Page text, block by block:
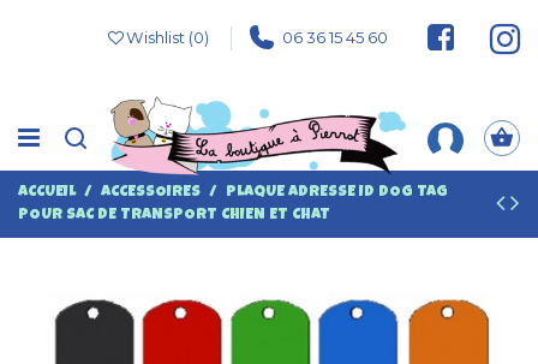
Wishlist (0) 06 36 15 45 60
ACCUEIL ACCESSOIRES
PLAQUE ADRESSE ID DOG TAG
POUR SAC DE TRANSPORT CHIEN ET CHAT